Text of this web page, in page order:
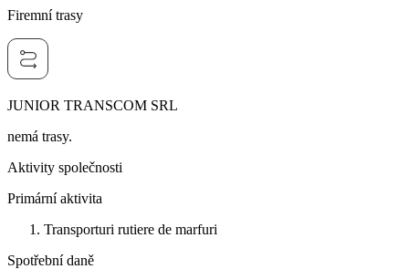
Firemní trasy
JUNIOR TRANSCOM SRL
nemá trasy.
Aktivity společnosti
Primární aktivita
Transporturi rutiere de marfuri
Spotřební daně